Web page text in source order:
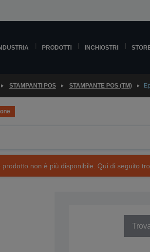
PRODOTTI INCHIOSTRI
STAMPANTI POS STAMPANTE POS (TM)
non è più disponibile. Qui di seguito